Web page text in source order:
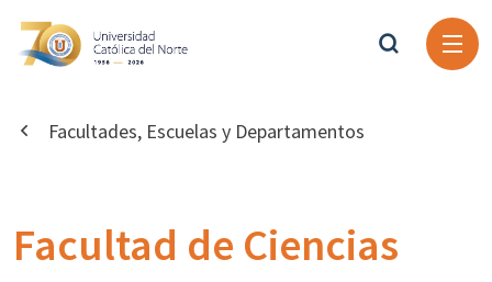
Facultades, Escuelas y Departamentos
Facultad de Ciencias